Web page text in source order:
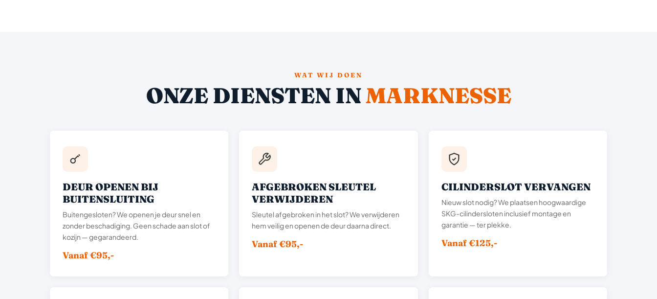
WAT WIJ DOEN
ONZE DIENSTEN INMARKNESSE
DEUR OPENEN BIJ
BUITENSLUITING
Buitengesloten? We openen je deur snel en
zonder beschadiging. Geen schade aan slot of
kozijn — gegarandeerd.
Vanaf €95,-
AFGEBROKEN SLEUTEL
VERWIJDEREN
Sleutel afgebroken in het slot? We verwijderen
hem veilig en openen de deur daarna direct.
Vanaf €95,-
CILINDERSLOT VERVANGEN
Nieuw slot nodig? We plaatsen hoogwaardige
SKG-cilindersloten inclusief montage en
garantie — ter plekke.
Vanaf €125,-